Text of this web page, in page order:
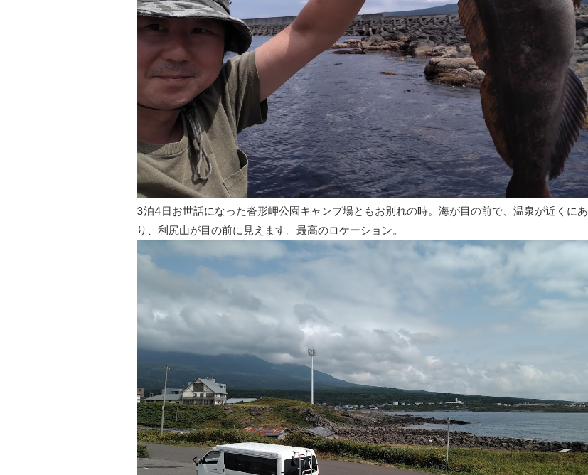
3泊4日お世話になった沓形岬公園キャンプ場ともお別れの時。海が目の前で、温泉が近くにあ
り、利尻山が目の前に見えます。最高のロケーション。